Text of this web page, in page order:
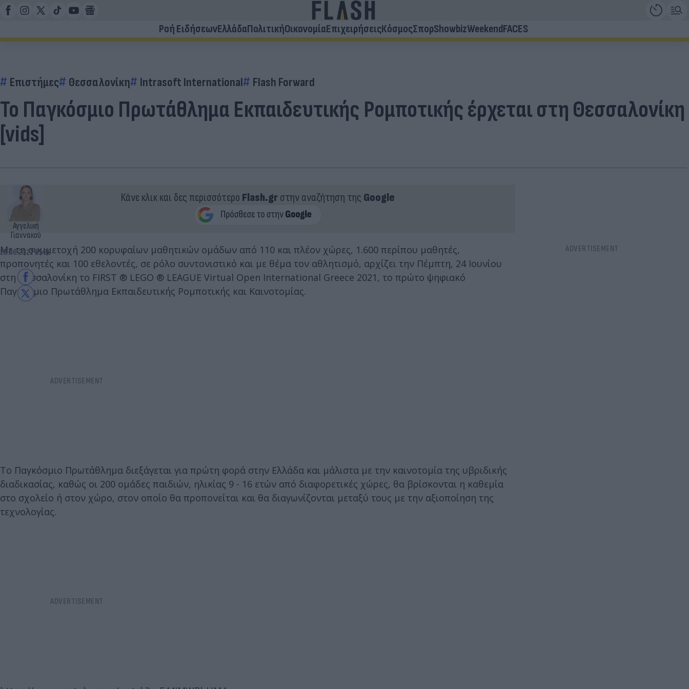
Ροή ΕιδήσεωνΕλλάδαΠολιτικήΟικονομίαΕπιχειρήσειςΚόσμοςΣπορShowbizWeekendFACES
Επιστήμες Θεσσαλονίκη Intrasoft International Flash Forward
Το Παγκόσμιο Πρωτάθλημα Εκπαιδευτικής Ρομποτικής έρχεται στη Θεσσαλονίκη
[vids]
Αγγελική
Γιαννακού
23.06.2021 15:28
Κάνε κλικ και δες περισσότερο Flash.grστην αναζήτηση της Google
Με τη συμμετοχή 200 κορυφαίων μαθητικών ομάδων από 110 και πλέον χώρες, 1.600 περίπου μαθητές,
προπονητές και 100 εθελοντές, σε ρόλο συντονιστικό και με θέμα τον αθλητισμό, αρχίζει την Πέμπτη, 24 Ιουνίου
στη Θεσσαλονίκη το FIRST ® LEGO ® LEAGUE Virtual Open International Greece 2021, το πρώτο ψηφιακό
Παγκόσμιο Πρωτάθλημα Εκπαιδευτικής Ρομποτικής και Καινοτομίας.
Το Παγκόσμιο Πρωτάθλημα διεξάγεται για πρώτη φορά στην Ελλάδα και μάλιστα με την καινοτομία της υβριδικής
διαδικασίας, καθώς οι 200 ομάδες παιδιών, ηλικίας 9 - 16 ετών από διαφορετικές χώρες, θα βρίσκονται η καθεμία
στο σχολείο ή στον χώρο, στον οποίο θα προπονείται και θα διαγωνίζονται μεταξύ τους με την αξιοποίηση της
τεχνολογίας.